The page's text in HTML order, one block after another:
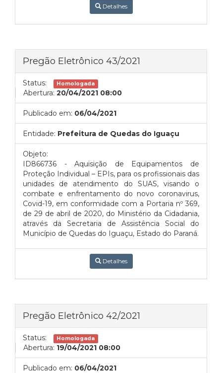
Detalhes
Pregão Eletrônico 43/2021
Status: Homologada
Abertura: 20/04/2021 08:00
Publicado em: 06/04/2021
Entidade: Prefeitura de Quedas do Iguaçu
Objeto:
ID866736 - Aquisição de Equipamentos de
Proteção Individual – EPIs, para os profissionais das
unidades de atendimento do SUAS, visando o
combate e enfrentamento do novo coronavirus,
Covid-19, em conformidade com a Portaria nº 369,
de 29 de abril de 2020, do Ministério da Cidadania,
através da Secretaria de Assistência Social do
Município de Quedas do Iguaçu, Estado do Paraná.
Detalhes
Pregão Eletrônico 42/2021
Status: Homologada
Abertura: 19/04/2021 08:00
Publicado em: 06/04/2021